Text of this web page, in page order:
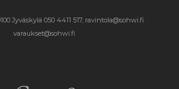
Jyväskylä 050 4411 517, ravintola@sohwi.fi
varaukset@sohwi.fi